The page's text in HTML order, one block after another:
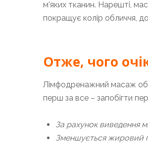
м’яких тканин. Нарешті,
покращує колір обличчя,
Отже, чого
Лімфодренажний масаж
перш за все – запобігти
За рахунок виведення
Зменшується жировий